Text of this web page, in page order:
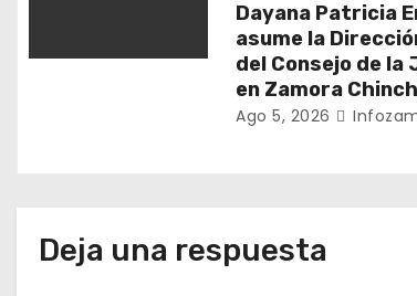
s
Dayana Patricia
asume la
del Consejo de
en Zamora
Ago 5, 2026
Deja una respuesta